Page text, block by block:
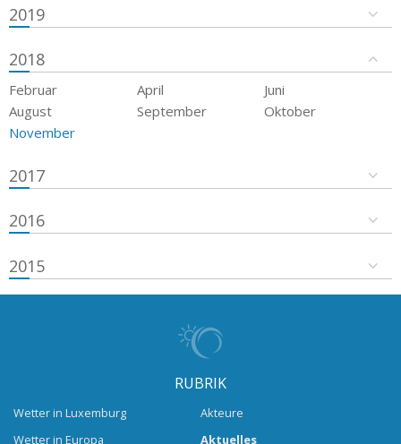
2019
2018
Februar April
Juni
August
September
Oktober
November
2017
2016
2015
RUBRIK
Wetter in Luxemburg
Wetter in Europa
Akteure
Aktuelles